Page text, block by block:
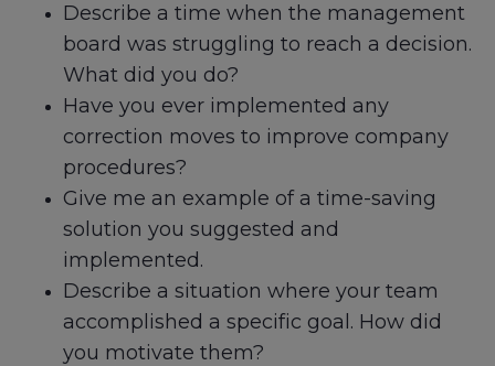
Describe a time when the management
board was struggling to reach a decision.
What did you do?
Have you ever implemented any
correction moves to improve company
procedures?
Give me an example of a time-saving
solution you suggested and
implemented.
Describe a situation where your team
accomplished a specific goal. How did
you motivate them?